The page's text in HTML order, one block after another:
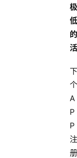
极
低
的
活
下
个
A
P
P
注
册